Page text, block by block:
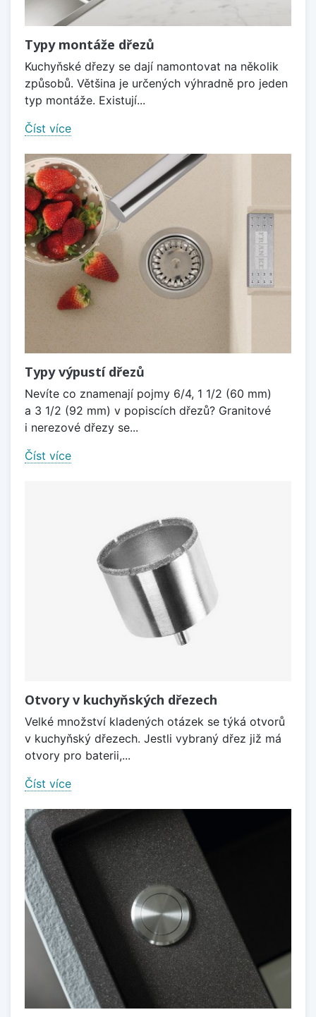
Typy montáže dřezů
Kuchyňské dřezy se dají namontovat na několik
způsobů. Většina je určených výhradně pro jeden
typ montáže. Existují...
Číst více
Typy výpustí dřezů
Nevíte co znamenají pojmy 6/4, 1 1/2 (60 mm)
a 3 1/2 (92 mm) v popiscích dřezů? Granitové
i nerezové dřezy se...
Číst více
Otvory v kuchyňských dřezech
Velké množství kladených otázek se týká otvorů
v kuchyňský dřezech. Jestli vybraný dřez již má
otvory pro baterii,...
Číst více